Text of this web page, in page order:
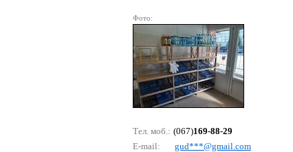
Фото:
Тел. моб.: (067)169-88-29
E-mail:
gud***@gmаil.соm